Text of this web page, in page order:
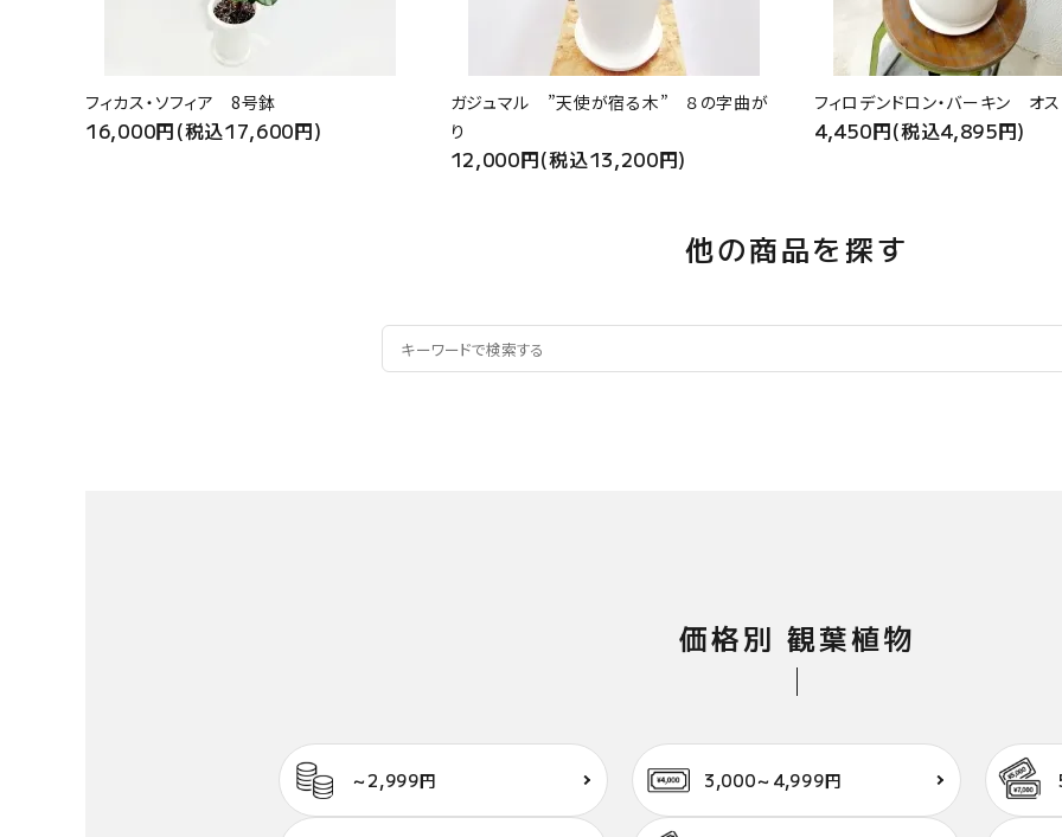
フィカス・ソフィア 8号鉢
16,000円(税込17,600円)
ガジュマル ”天使が宿る木” ８の字曲が
り
12,000円(税込13,200円)
フィロデンドロン・バーキン オ
4,450円(税込4,895円)
他の商品を探す
価格別 観葉植物
～2,999円 3,000～4,999円